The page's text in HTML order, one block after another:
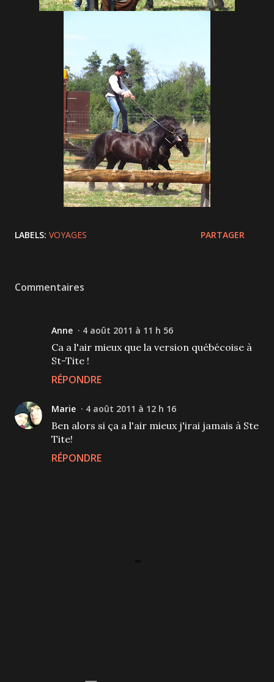
LABELS: VOYAGES PARTAGER
Commentaires
Anne 4 août 2011 à 11 h 56
Ca a l'air mieux que la version québécoise à
St-Tite !
RÉPONDRE
Marie 4 août 2011 à 12 h 16
Ben alors si ça a l'air mieux j'irai jamais à Ste
Tite!
RÉPONDRE